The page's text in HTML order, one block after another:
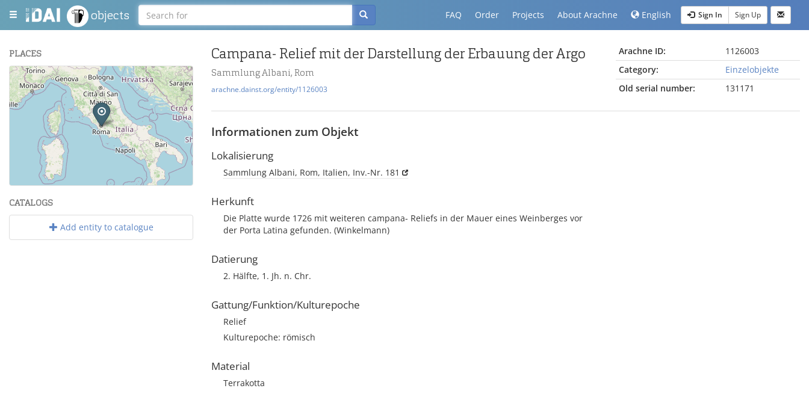
objects FAQ Order Projects About Arachne English Sign In Sign Up
PLACES
+
−
Leaflet | Maps and Data ©OpenStreetMap
CATALOGS
Add entity to catalogue
Campana- Relief mit der Darstellung der Erbauung der Argo
Sammlung Albani, Rom
arachne.dainst.org/entity/1126003
Arachne ID:
1126003
Category:
Einzelobjekte
Old serial number:
131171
Informationen zum Objekt
Lokalisierung
Sammlung Albani, Rom, Italien, Inv.-Nr. 181
Herkunft
Die Platte wurde 1726 mit weiteren campana- Reliefs in der Mauer eines Weinberges vor
der Porta Latina gefunden. (Winkelmann)
Datierung
2. Hälfte, 1. Jh. n. Chr.
Gattung/Funktion/Kulturepoche
Relief
Kulturepoche: römisch
Material
Terrakotta